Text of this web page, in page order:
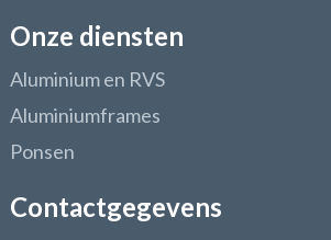
Onze diensten
Aluminium en RVS
Aluminiumframes
Ponsen
Contactgegevens